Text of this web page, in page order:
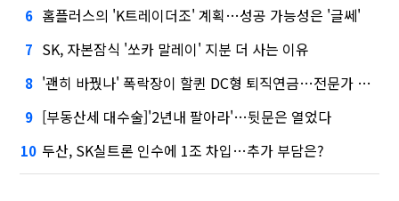
6 홈플러스의 'K트레이더조' 계획…성공 가능성은 '글쎄'
7 SK, 자본잠식 '쏘카 말레이' 지분 더 사는 이유
8 '괜히 바꿨나' 폭락장이 할퀸 DC형 퇴직연금…전문가 조언은
9 [부동산세 대수술]'2년내 팔아라'…뒷문은 열었다
10 두산, SK실트론 인수에 1조 차입…추가 부담은?